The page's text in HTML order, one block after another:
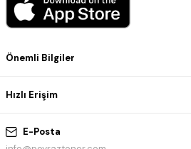
E-Posta
Önemli Bilgiler
Hızlı Erişim